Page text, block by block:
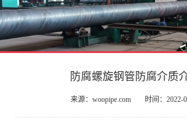
防腐螺旋钢管防腐介质
来源：woopipe.com 时间：2022-